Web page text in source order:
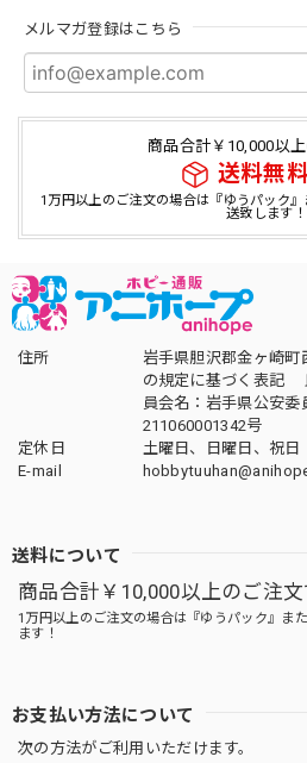
メルマガ登録はこちら
商品合計￥10,000以
送料無
1万円以上のご注文の場合は『ゆうパック
送致します！
住所
岩手県胆沢郡金ヶ崎
の規定に基づく表
員会名：岩手県公安
211060001342号
定休日
土曜日、日曜日、祝日
E-mail
送料について
商品合計￥10,000以上のご注文
1万円以上のご注文の場合は『ゆうパック』ま
ます！
お支払い方法について
次の方法がご利用いただけます。